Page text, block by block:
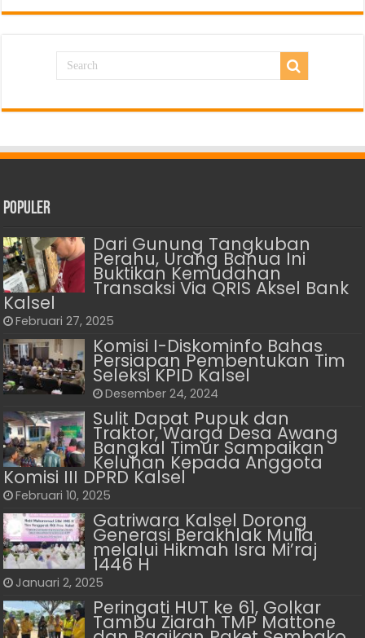
Populer
Dari Gunung Tangkuban
Perahu, Urang Banua Ini
Buktikan Kemudahan
Transaksi Via QRIS Aksel Bank
Kalsel
Februari 27, 2025
Komisi I-Diskominfo Bahas
Persiapan Pembentukan Tim
Seleksi KPID Kalsel
Desember 24, 2024
Sulit Dapat Pupuk dan
Traktor, Warga Desa Awang
Bangkal Timur Sampaikan
Keluhan Kepada Anggota
Komisi III DPRD Kalsel
Februari 10, 2025
Gatriwara Kalsel Dorong
Generasi Berakhlak Mulia
melalui Hikmah Isra Mi’raj
1446 H
Januari 2, 2025
Peringati HUT ke 61, Golkar
Tambu Ziarah TMP Mattone